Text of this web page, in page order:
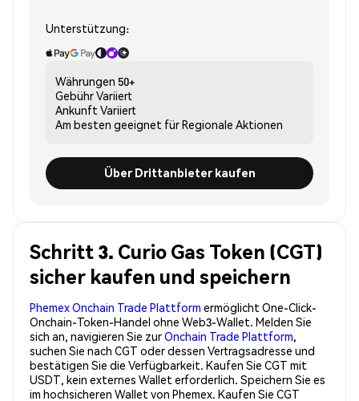
Unterstützung:
Währungen 50+
GebührVariiert
Ankunft Variiert
Am besten geeignet fürRegionale Aktionen
Über Drittanbieter kaufen
Schritt 3. Curio Gas Token (CGT)
sicher kaufen und speichern
Phemex Onchain Trade Plattform ermöglicht One-Click-
Onchain-Token-Handel ohne Web3-Wallet. Melden Sie
sich an, navigieren Sie zurOnchain Trade Plattform,
suchen Sie nach CGT oder dessen Vertragsadresse und
bestätigen Sie die Verfügbarkeit. Kaufen Sie CGT mit
USDT, kein externes Wallet erforderlich. Speichern Sie es
im hochsicheren Wallet von Phemex. Kaufen Sie CGT